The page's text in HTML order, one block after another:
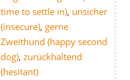
time to settle in), unsicher
(insecure), gerne
Zweithund (happy second
dog),zurückhaltend
(hesitant)